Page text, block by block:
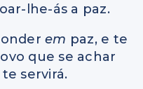
lhe-ás a paz.
em paz, e te
que se achar
servirá.